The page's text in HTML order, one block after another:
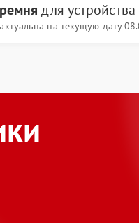
для устройства
на текущую дату